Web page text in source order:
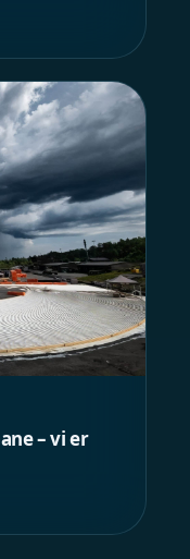
– vi er